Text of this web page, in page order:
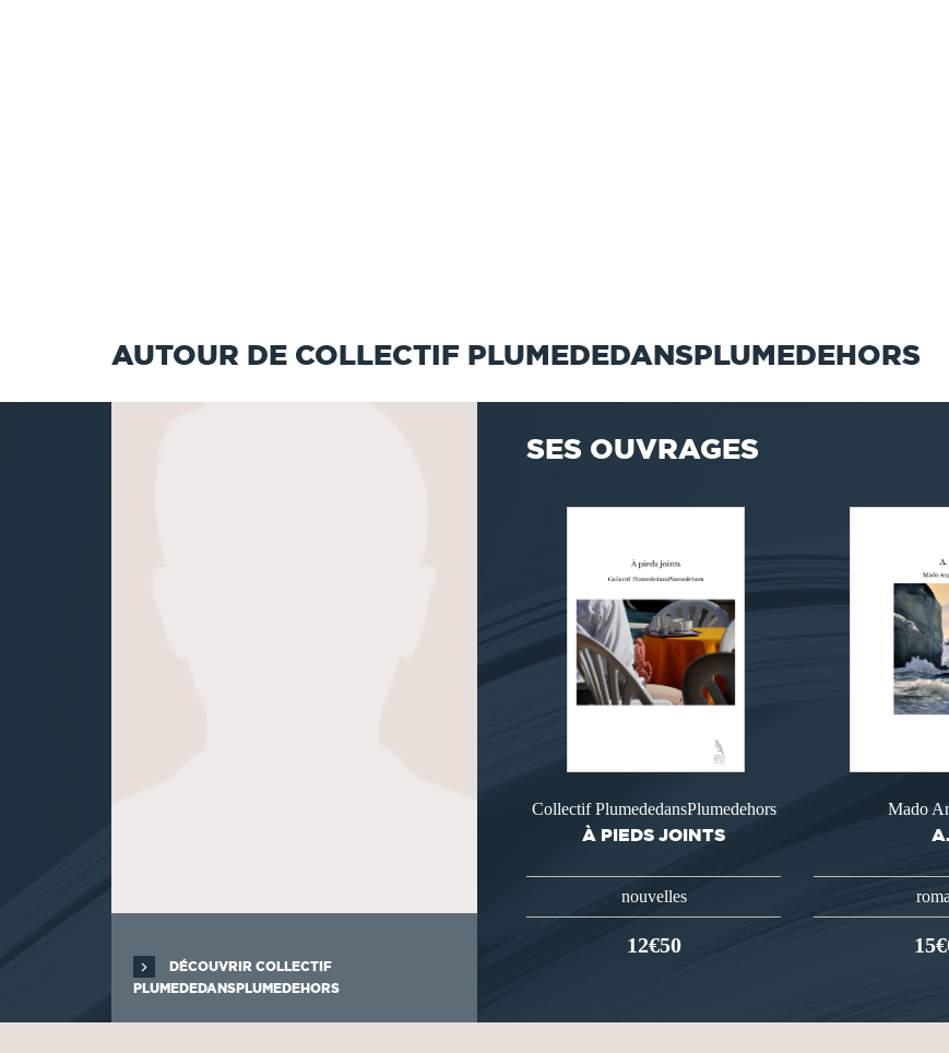
AUTOUR DE COLLECTIF PLUMEDEDANSPLUMEDEHORS
DÉCOUVRIR COLLECTIF
PLUMEDEDANSPLUMEDEHORS
SES OUVRAGES
Collectif PlumededansPlumedehors
À PIEDS JOINTS
nouvelles
12€50
Mado
A.